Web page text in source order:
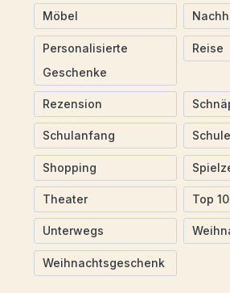
Möbel
Personalisierte
Geschenke
Reise
Rezension
Schulanfang Schule
Shopping
Theater Top
Unterwegs
Weihnachtsgeschenk